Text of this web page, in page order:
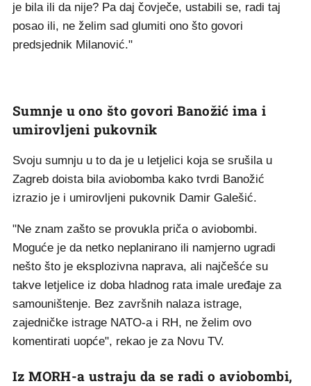
je bila ili da nije? Pa daj čovječe, ustabili se, radi taj
posao ili, ne želim sad glumiti ono što govori
predsjednik Milanović."
Sumnje u ono što govori Banožić ima i
umirovljeni pukovnik
Svoju sumnju u to da je u letjelici koja se srušila u
Zagreb doista bila aviobomba kako tvrdi Banožić
izrazio je i umirovljeni pukovnik Damir Galešić.
"Ne znam zašto se provukla priča o aviobombi.
Moguće je da netko neplanirano ili namjerno ugradi
nešto što je eksplozivna naprava, ali najčešće su
takve letjelice iz doba hladnog rata imale uređaje za
samouništenje. Bez završnih nalaza istrage,
zajedničke istrage NATO-a i RH, ne želim ovo
komentirati uopće", rekao je za Novu TV.
Iz MORH-a ustraju da se radi o aviobombi,